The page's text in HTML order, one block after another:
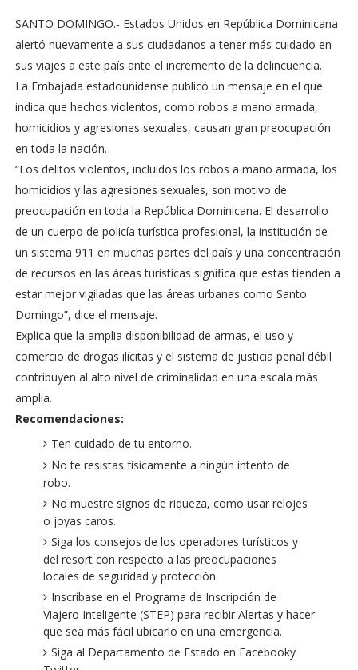
SANTO DOMINGO.- Estados Unidos en República Dominicana
alertó nuevamente a sus ciudadanos a tener más cuidado en
sus viajes a este país ante el incremento de la delincuencia.
La Embajada estadounidense publicó un mensaje en el que
indica que hechos violentos, como robos a mano armada,
homicidios y agresiones sexuales, causan gran preocupación
en toda la nación.
“Los delitos violentos, incluidos los robos a mano armada, los
homicidios y las agresiones sexuales, son motivo de
preocupación en toda la República Dominicana. El desarrollo
de un cuerpo de policía turística profesional, la institución de
un sistema 911 en muchas partes del país y una concentración
de recursos en las áreas turísticas significa que estas tienden a
estar mejor vigiladas que las áreas urbanas como Santo
Domingo”, dice el mensaje.
Explica que la amplia disponibilidad de armas, el uso y
comercio de drogas ilícitas y el sistema de justicia penal débil
contribuyen al alto nivel de criminalidad en una escala más
amplia.
Recomendaciones:
Ten cuidado de tu entorno.
No te resistas físicamente a ningún intento de
robo.
No muestre signos de riqueza, como usar relojes
o joyas caros.
Siga los consejos de los operadores turísticos y
del resort con respecto a las preocupaciones
locales de seguridad y protección.
Inscríbase en el Programa de Inscripción de
Viajero Inteligente (STEP) para recibir Alertas y hacer
que sea más fácil ubicarlo en una emergencia.
Siga al Departamento de Estado en Facebooky